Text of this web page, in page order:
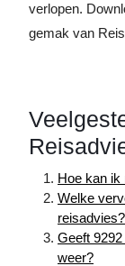
verlopen.
gemak van
Hoe kan ik
Welke
reisadvies?
Geeft
weer?